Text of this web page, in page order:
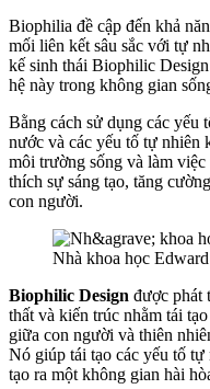
Biophilia đề cập đến khả
mối liên kết sâu sắc với tự
kế sinh thái Biophilic
hệ này trong không gian
Bằng cách sử dụng các yếu
nước và các yếu tố tự nhiên
môi trường sống và làm
thích sự sáng tạo, tăng
con người.
Nhà khoa học
Biophilic Design được phát
thất và kiến trúc nhằm tái
giữa con người và thiên
Nó giúp tái tạo các yếu tố
tạo ra một không gian hài